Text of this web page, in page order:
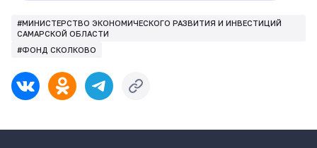
#МИНИСТЕРСТВО ЭКОНОМИЧЕСКОГО РАЗВИТИЯ И ИНВЕСТИЦИЙ
САМАРСКОЙ ОБЛАСТИ
#ФОНД СКОЛКОВО